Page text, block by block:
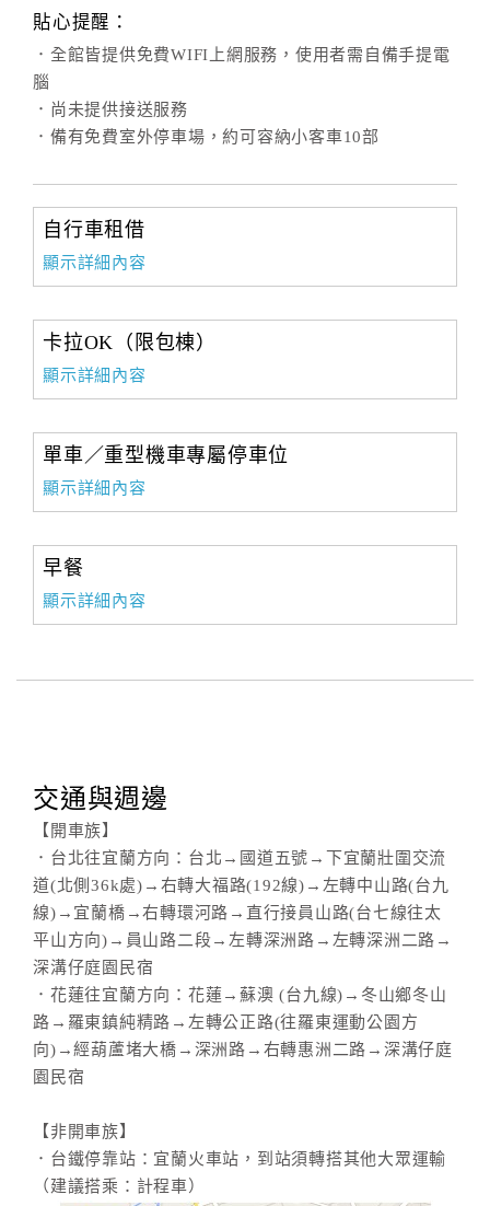
貼心提醒：
．全館皆提供免費WIFI上網服務，使用者需自備手提電
腦
．尚未提供接送服務
．備有免費室外停車場，約可容納小客車10部
自行車租借
顯示詳細內容
卡拉OK（限包棟）
顯示詳細內容
單車／重型機車專屬停車位
顯示詳細內容
早餐
顯示詳細內容
交通與週邊
【開車族】
．台北往宜蘭方向：台北→國道五號→下宜蘭壯圍交流
道(北側36k處)→右轉大福路(192線)→左轉中山路(台九
線)→宜蘭橋→右轉環河路→直行接員山路(台七線往太
平山方向)→員山路二段→左轉深洲路→左轉深洲二路→
深溝仔庭園民宿
．花蓮往宜蘭方向：花蓮→蘇澳 (台九線)→冬山鄉冬山
路→羅東鎮純精路→左轉公正路(往羅東運動公園方
向)→經葫蘆堵大橋→深洲路→右轉惠洲二路→深溝仔庭
園民宿
【非開車族】
．台鐵停靠站：宜蘭火車站，到站須轉搭其他大眾運輸
（建議搭乘：計程車）